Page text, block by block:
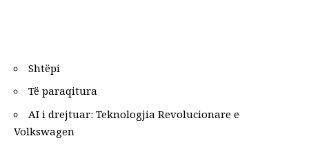
Shtëpi
Të paraqitura
AI i drejtuar: Teknologjia Revolucionare e
Volkswagen